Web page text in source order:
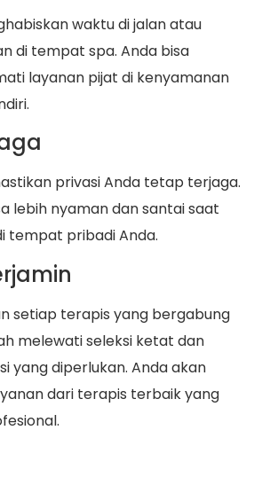
waktu di jalan atau
di tempat spa. Anda bisa
layanan pijat di kenyamanan
privasi Anda tetap terjaga.
lebih nyaman dan santai saat
tempat pribadi Anda.
setiap terapis yang bergabung
melewati seleksi ketat dan
yang diperlukan. Anda akan
dari terapis terbaik yang